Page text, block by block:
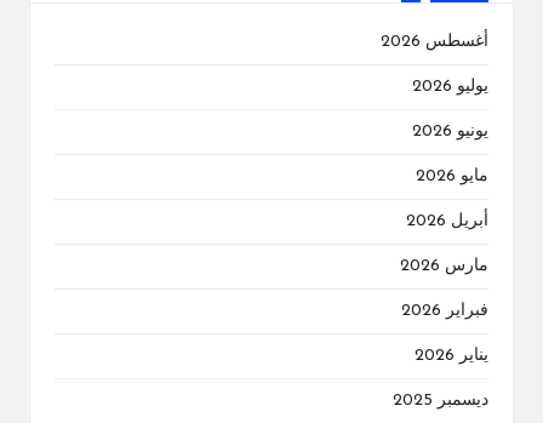
أغسطس 2026
يوليو 2026
يونيو 2026
مايو 2026
أبريل 2026
مارس 2026
فبراير 2026
يناير 2026
ديسمبر 2025